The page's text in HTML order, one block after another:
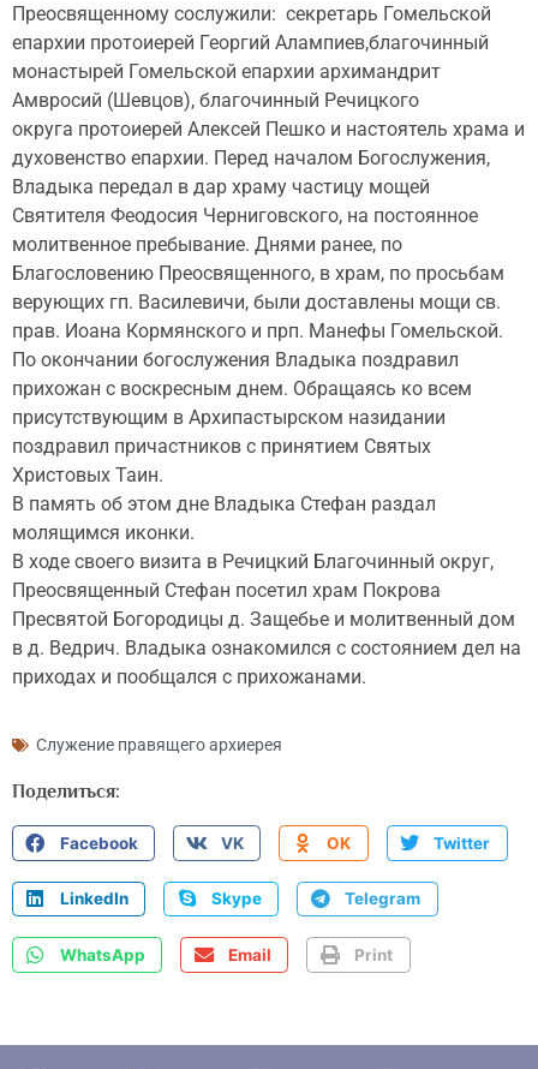
Преосвященному сослужили: секретарь Гомельской
епархии протоиерей Георгий Алампиев,благочинный
монастырей Гомельской епархии архимандрит
Амвросий (Шевцов), благочинный Речицкого
округа протоиерей Алексей Пешко и настоятель храма и
духовенство епархии. Перед началом Богослужения,
Владыка передал в дар храму частицу мощей
Святителя Феодосия Черниговского, на постоянное
молитвенное пребывание. Днями ранее, по
Благословению Преосвященного, в храм, по просьбам
верующих гп. Василевичи, были доставлены мощи св.
прав. Иоана Кормянского и прп. Манефы Гомельской.
По окончании богослужения Владыка поздравил
прихожан с воскресным днем. Обращаясь ко всем
присутствующим в Архипастырском назидании
поздравил причастников с принятием Святых
Христовых Таин.
В память об этом дне Владыка Стефан раздал
молящимся иконки.
В ходе своего визита в Речицкий Благочинный округ,
Преосвященный Стефан посетил храм Покрова
Пресвятой Богородицы д. Защебье и молитвенный дом
в д. Ведрич. Владыка ознакомился с состоянием дел на
приходах и пообщался с прихожанами.
Служение правящего архиерея
Поделиться:
Facebook VK OK Twitter
LinkedIn Skype Telegram
WhatsApp Email Print